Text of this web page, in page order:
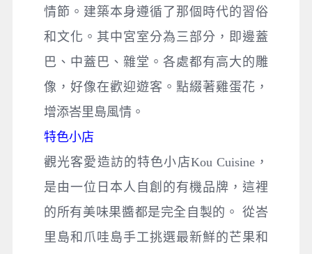
情節。建築本身遵循了那個時代的習俗
和文化。其中宮室分為三部分，即邊蓋
巴、中蓋巴、雜堂。各處都有高大的雕
像，好像在歡迎遊客。點綴著雞蛋花，
增添峇里島風情。
特色小店
觀光客愛造訪的特色小店Kou Cuisine，
是由一位日本人自創的有機品牌，這裡
的所有美味果醬都是完全自製的。 從峇
里島和爪哇島手工挑選最新鮮的芒果和